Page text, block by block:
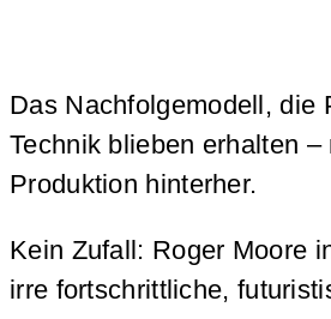
Das Nachfolgemodell, die
Technik blieben erhalten
Produktion hinterher.
Kein Zufall: Roger Moore
irre fortschrittliche,